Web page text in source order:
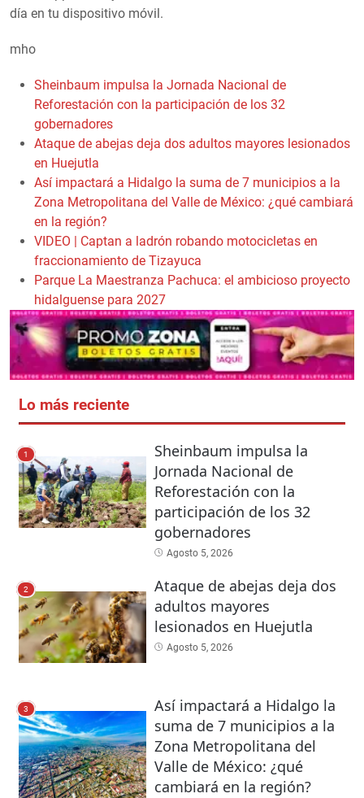
día en tu dispositivo móvil.
mho
Sheinbaum impulsa la Jornada Nacional de
Reforestación con la participación de los 32
gobernadores
Ataque de abejas deja dos adultos mayores lesionados
en Huejutla
Así impactará a Hidalgo la suma de 7 municipios a la
Zona Metropolitana del Valle de México: ¿qué cambiará
en la región?
VIDEO | Captan a ladrón robando motocicletas en
fraccionamiento de Tizayuca
Parque La Maestranza Pachuca: el ambicioso proyecto
hidalguense para 2027
Lo más reciente
1
Sheinbaum impulsa la
Jornada Nacional de
Reforestación con la
participación de los 32
gobernadores
Agosto 5, 2026
2
Ataque de abejas deja dos
adultos mayores
lesionados en Huejutla
Agosto 5, 2026
3
Así impactará a Hidalgo la
suma de 7 municipios a la
Zona Metropolitana del
Valle de México: ¿qué
cambiará en la región?